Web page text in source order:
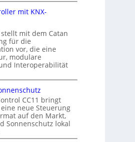
mit KNX-
mit dem Catan
für die
vor, die eine
modulare
Interoperabilität
CC11 bringt
neue Steuerung
auf den Markt,
Sonnenschutz lokal